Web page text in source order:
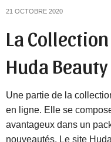
21 OCTOBRE 2020
La
Huda Beauty
Une partie de la
en ligne. Elle se
avantageux dans un
nouveautés. Le site